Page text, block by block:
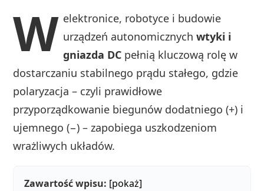
W elektronice, robotyce i budowie
urządzeń autonomicznychwtyki i
gniazda DC pełnią kluczową rolę w
dostarczaniu stabilnego prądu stałego, gdzie
polaryzacja – czyli prawidłowe
przyporządkowanie biegunów dodatniego (+) i
ujemnego (−) – zapobiega uszkodzeniom
wrażliwych układów.
Zawartość wpisu: [pokaż]